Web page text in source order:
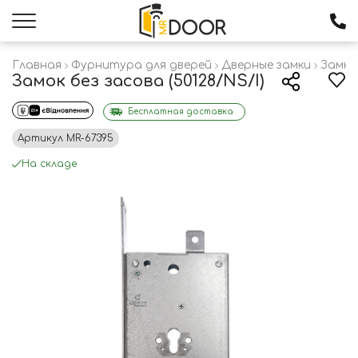
Главная Фурнитура для дверей Дверные замки
Замок без засова (50128/NS/I)
Бесплатная доставка
Артикул MR-67395
На складе